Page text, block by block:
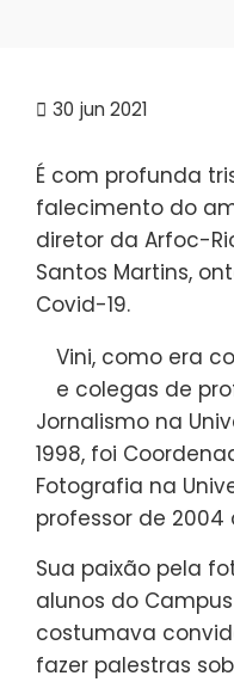
30 jun 2021
É com profunda
falecimento do
diretor da Arfoc-
Santos Martins,
Covid-19.
Vini, como era
e colegas de
Jornalismo na
1998, foi
Fotografia na
professor de 2004
Sua paixão pela
alunos do
costumava
fazer palestras